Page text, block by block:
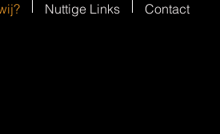
Nuttige Links Contact